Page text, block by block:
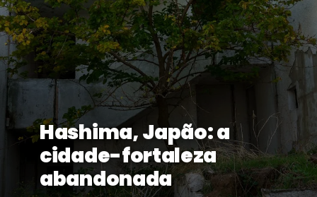
Hashima, Japão: a
cidade-fortaleza
abandonada